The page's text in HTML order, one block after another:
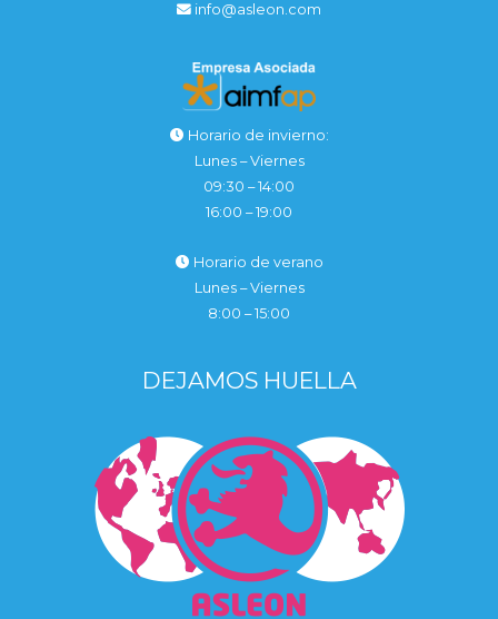
info@asleon.com
Horario de invierno:
Lunes – Viernes
09:30 – 14:00
16:00 – 19:00
Horario de verano
Lunes – Viernes
8:00 – 15:00
DEJAMOS HUELLA